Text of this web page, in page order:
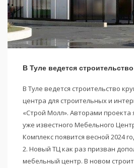
В Туле ведется строительство
центра для строительных и
«Строй Молл». Авторами проекта
уже известного Мебельного
Комплекс появится весной 2024
2. Новый ТЦ как раз призван
мебельный центр. В новом